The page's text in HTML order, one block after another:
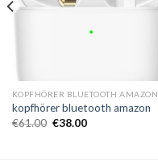
KOPFHÖRER BLUETOOTH AMAZON
kopfhörer bluetooth amazon
€61.00 €38.00